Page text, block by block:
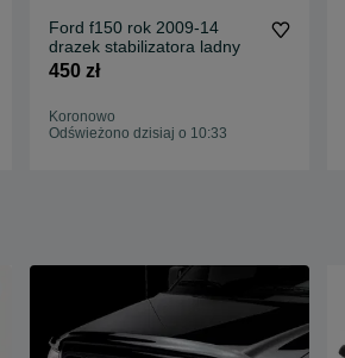
Ford f150 rok 2009-14
drazek stabilizatora ladny
450 zł
Koronowo
Odświeżono dzisiaj o 10:33